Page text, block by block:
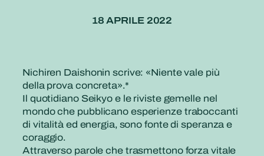
18 APRILE 2022
Nichiren Daishonin scrive: «Niente vale più
della prova concreta».*
Il quotidiano Seikyo e le riviste gemelle nel
mondo che pubblicano esperienze traboccanti
di vitalità ed energia, sono fonte di speranza e
coraggio.
Attraverso parole che trasmettono forza vitale